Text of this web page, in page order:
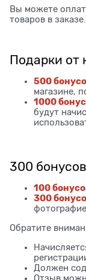
Вы можете
товаров в заказе.
Подарки от
500
магазине,
1000
будут
300
100
300
Обратите
Должен